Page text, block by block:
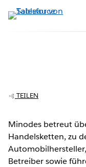
Direkt
zum
TEILEN
Minodes betreut
Handelsketten, zu
Betreiber sowie